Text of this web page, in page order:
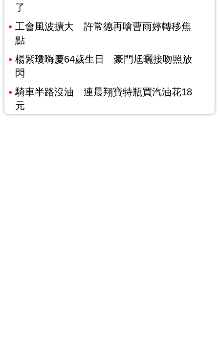
了
工會風波擴大 許常德再嗆曹雨婷轉移焦
點
楊紫瓊嗨慶64歲生日 豪門尪曬接吻照放
閃
騎車半路沒油 連晨翔寶特瓶買汽油花18
元